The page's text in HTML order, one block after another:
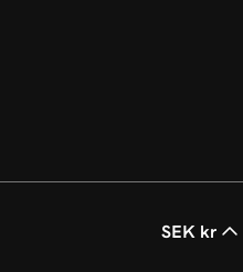
SEK kr